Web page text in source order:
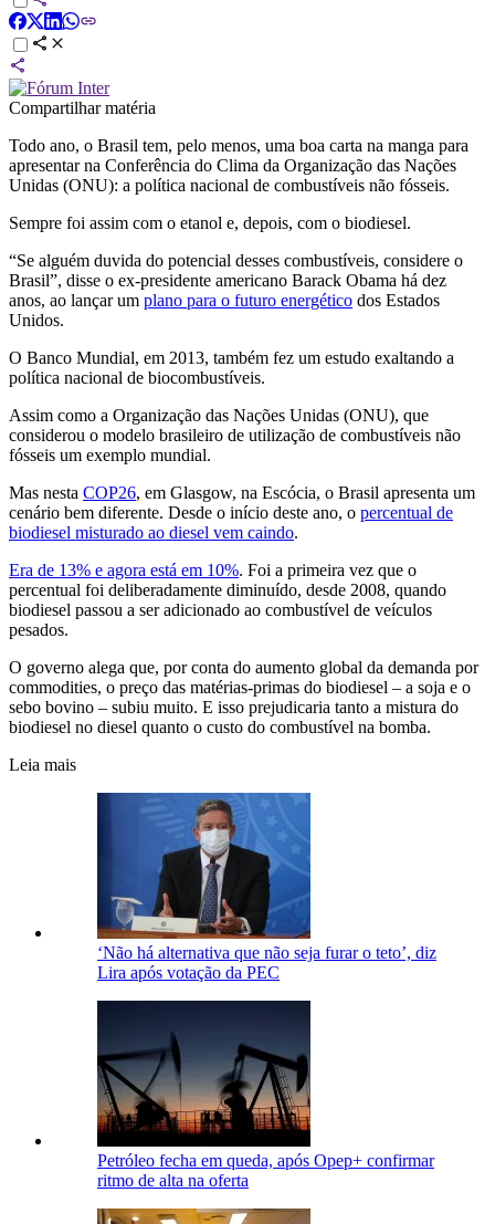
Compartilhar matéria
Todo ano, o Brasil tem, pelo menos, uma boa carta na manga para
apresentar na Conferência do Clima da Organização das Nações
Unidas (ONU): a política nacional de combustíveis não fósseis.
Sempre foi assim com o etanol e, depois, com o biodiesel.
“Se alguém duvida do potencial desses combustíveis, considere o
Brasil”, disse o ex-presidente americano Barack Obama há dez
anos, ao lançar um plano para o futuro energético dos Estados
Unidos.
O Banco Mundial, em 2013, também fez um estudo exaltando a
política nacional de biocombustíveis.
Assim como a Organização das Nações Unidas (ONU), que
considerou o modelo brasileiro de utilização de combustíveis não
fósseis um exemplo mundial.
Mas nesta COP26, em Glasgow, na Escócia, o Brasil apresenta um
cenário bem diferente. Desde o início deste ano, o percentual de
biodiesel misturado ao diesel vem caindo.
Era de 13% e agora está em 10%. Foi a primeira vez que o
percentual foi deliberadamente diminuído, desde 2008, quando
biodiesel passou a ser adicionado ao combustível de veículos
pesados.
O governo alega que, por conta do aumento global da demanda por
commodities, o preço das matérias-primas do biodiesel – a soja e o
sebo bovino – subiu muito. E isso prejudicaria tanto a mistura do
biodiesel no diesel quanto o custo do combustível na bomba.
Leia mais
‘Não há alternativa que não seja furar o teto’, diz
Lira após votação da PEC
Petróleo fecha em queda, após Opep+ confirmar
ritmo de alta na oferta